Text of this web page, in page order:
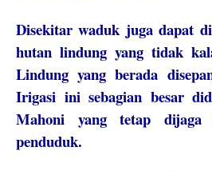
Disekitar waduk juga dapat
hutan lindung yang tidak
Lindung yang berada
Irigasi ini sebagian besar
Mahoni yang tetap dijaga
penduduk.